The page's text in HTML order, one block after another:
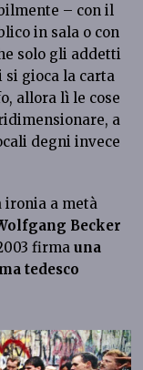
– con il
in sala o con
solo gli addetti
si gioca la carta
allora lì le cose
a
degni invece
ironia a metà
Becker
firmauna
tedesco